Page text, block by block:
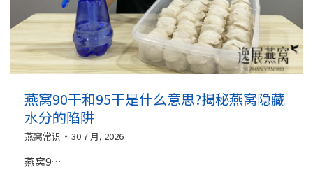
燕窝90干和95干是什么意思?揭秘燕窝隐藏
水分的陷阱
燕窝常识 30 7 月, 2026
燕窝9…